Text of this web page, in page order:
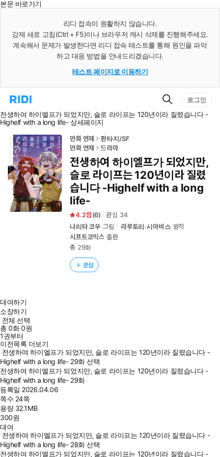
본문 바로가기
리디 접속이 원활하지 않습니다.
강제 새로 고침(Ctrl + F5)이나 브라우저 캐시 삭제를 진행해주세요.
계속해서 문제가 발생한다면 리디 접속 테스트를 통해 원인을 파악
하고 대응 방법을 안내드리겠습니다.
테스트 페이지로 이동하기
리
홈
으
이
동
검
색
로그인
전생하여 하이엘프가 되었지만, 슬로 라이프는 120년이라 질렸습니다 -
Highelf with a long life- 상세페이지
만화 연재
판타지/SF
만화 연재
드라마
전생하여 하이엘프가 되었지만,
슬로 라이프는 120년이라 질렸
습니다 -Highelf with a long
life-
4.2 (6) 관심 34
나리타 코우 그림 라루토리·시아비스원작
시프트코믹스 출판
총 29화
관심
대여하기
소장하기
전체 선택
총0화0원
1권부터
이전목록 더보기
전생하여 하이엘프가 되었지만, 슬로 라이프는 120년이라 질렸습니다 -
Highelf with a long life- 29화 선택
전생하여 하이엘프가 되었지만, 슬로 라이프는 120년이라 질렸습니다 -
Highelf with a long life- 29화
등록일 2026.04.06
쪽수 24쪽
용량 32.1MB
300원
대여
전생하여 하이엘프가 되었지만, 슬로 라이프는 120년이라 질렸습니다 -
Highelf with a long life- 28화 선택
전생하여 하이엘프가 되었지만, 슬로 라이프는 120년이라 질렸습니다 -